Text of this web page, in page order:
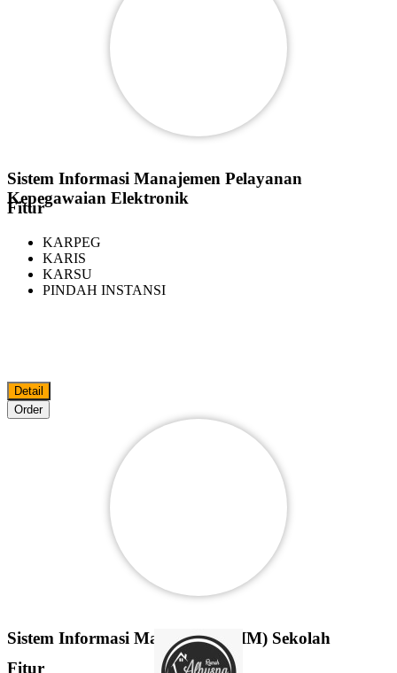
Bisa Digunakan Beberapa Komputer Dalam Satu Jaringan
Sistem Informasi Manajemen Pelayanan
Kepegawaian Elektronik
Fitur
KARPEG
KARIS
KARSU
PINDAH INSTANSI
Detail
Order
Sistem Informasi Manajemen (SIM) Sekolah
Fitur